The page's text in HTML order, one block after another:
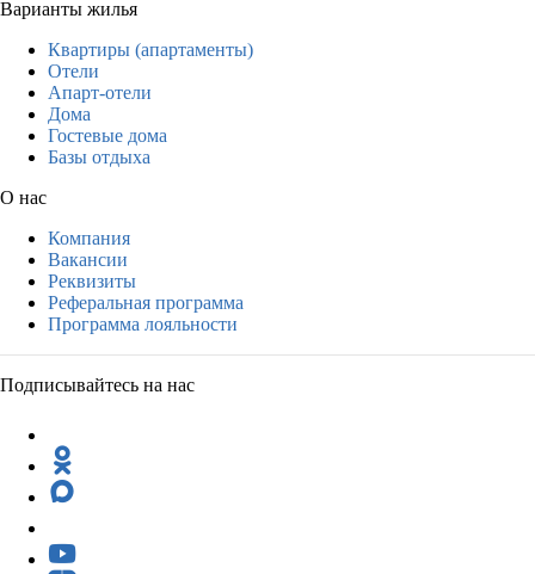
Варианты жилья
Квартиры (апартаменты)
Отели
Апарт-отели
Дома
Гостевые дома
Базы отдыха
О нас
Компания
Вакансии
Реквизиты
Реферальная программа
Программа лояльности
Подписывайтесь на нас